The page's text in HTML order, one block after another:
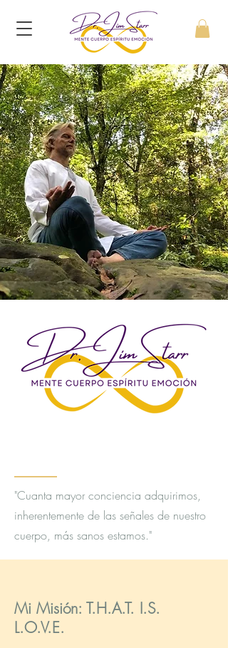
"Cuanta mayor conciencia adquirimos,
inherentemente de las señales de nuestro
cuerpo, más sanos estamos."
Mi Misión: T.H.A.T. I.S.
L.O.V.E.